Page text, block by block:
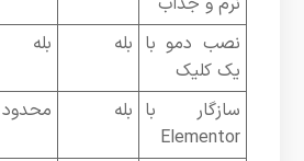
نصب دمو با
یک کلیک
بله بله
سازگار با
Elementor
بله محدود